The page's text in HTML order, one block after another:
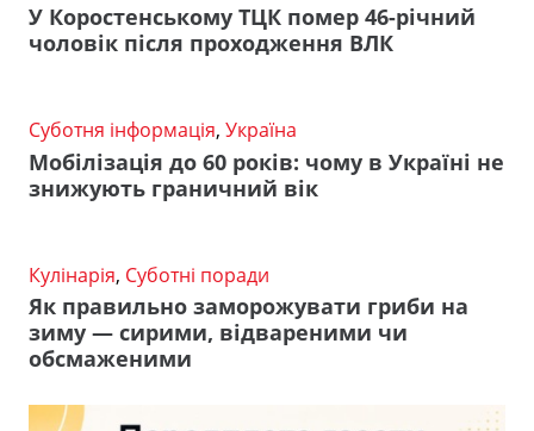
У Коростенському ТЦК помер 46-річний
чоловік після проходження ВЛК
Суботня інформація, Україна
Мобілізація до 60 років: чому в Україні не
знижують граничний вік
Кулінарія, Суботні поради
Як правильно заморожувати гриби на
зиму — сирими, відвареними чи
обсмаженими